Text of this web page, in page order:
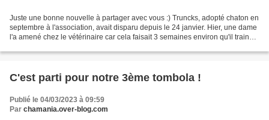
Juste une bonne nouvelle à partager avec vous :) Truncks, adopté chaton en
septembre à l'association, avait disparu depuis le 24 janvier. Hier, une dame
l'a amené chez le vétérinaire car cela faisait 3 semaines environ qu'il trainait
C'est parti pour notre 3ème tombola !
Publié le 04/03/2023 à 09:59
Par chamania.over-blog.com